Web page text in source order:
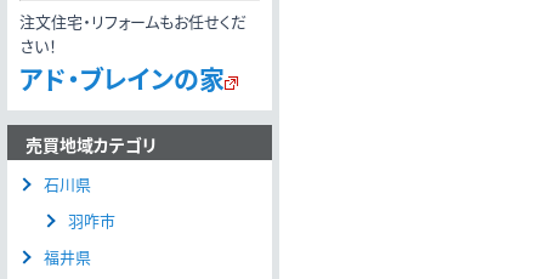
注文住宅・リフォームもお任せくだ
さい！
アド・ブレインの家
売買地域カテゴリ
石川県
羽咋市
福井県